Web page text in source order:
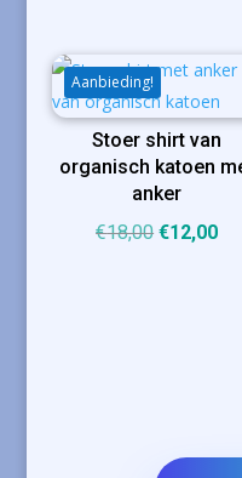
Aanbieding!
Stoer shirt van
organisch katoen
anker
€18,00 €12,00